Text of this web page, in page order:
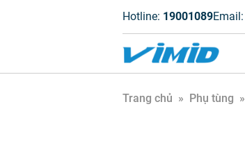
Hotline: 19001089Email:
Trang chủ » Phụ tùng »